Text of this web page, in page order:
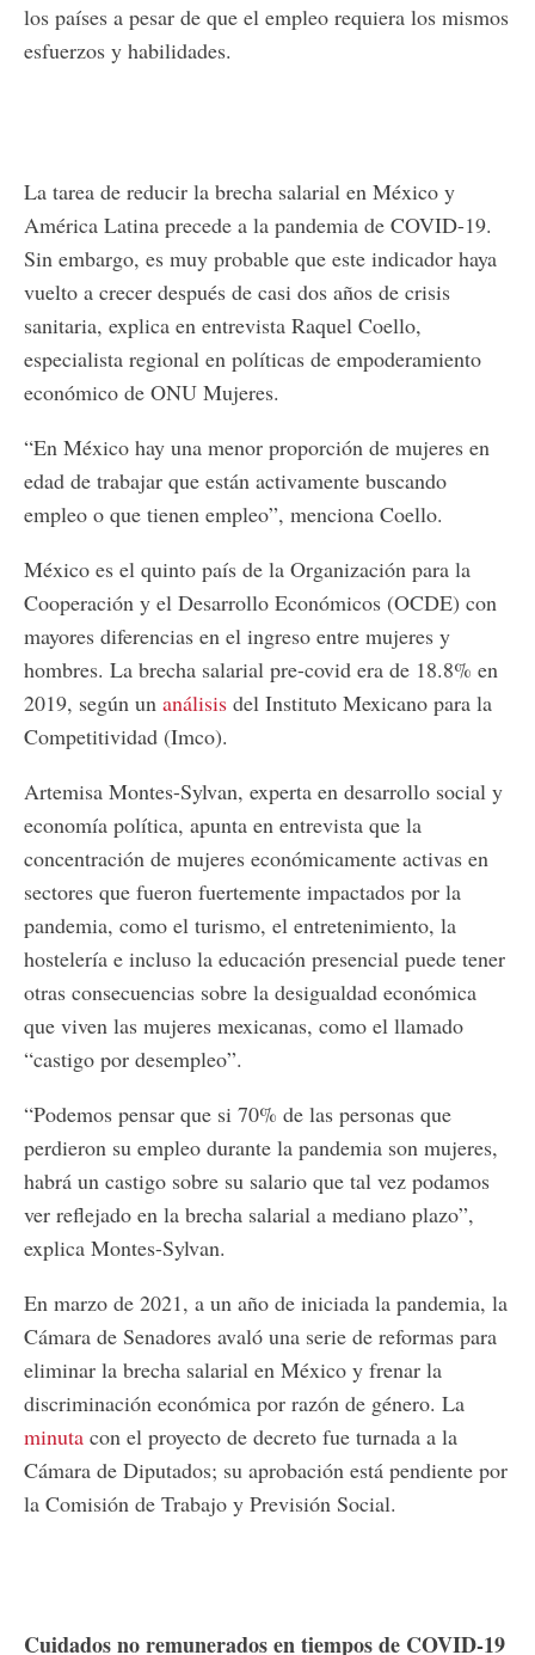
los países a pesar de que el empleo requiera los mismos
esfuerzos y habilidades.
La tarea de reducir la brecha salarial en México y
América Latina precede a la pandemia de COVID-19.
Sin embargo, es muy probable que este indicador haya
vuelto a crecer después de casi dos años de crisis
sanitaria, explica en entrevista Raquel Coello,
especialista regional en políticas de empoderamiento
económico de ONU Mujeres.
“En México hay una menor proporción de mujeres en
edad de trabajar que están activamente buscando
empleo o que tienen empleo”, menciona Coello.
México es el quinto país de la Organización para la
Cooperación y el Desarrollo Económicos (OCDE) con
mayores diferencias en el ingreso entre mujeres y
hombres. La brecha salarial pre-covid era de 18.8% en
2019, según un análisis del Instituto Mexicano para la
Competitividad (Imco).
Artemisa Montes-Sylvan, experta en desarrollo social y
economía política, apunta en entrevista que la
concentración de mujeres económicamente activas en
sectores que fueron fuertemente impactados por la
pandemia, como el turismo, el entretenimiento, la
hostelería e incluso la educación presencial puede tener
otras consecuencias sobre la desigualdad económica
que viven las mujeres mexicanas, como el llamado
“castigo por desempleo”.
“Podemos pensar que si 70% de las personas que
perdieron su empleo durante la pandemia son mujeres,
habrá un castigo sobre su salario que tal vez podamos
ver reflejado en la brecha salarial a mediano plazo”,
explica Montes-Sylvan.
En marzo de 2021, a un año de iniciada la pandemia, la
Cámara de Senadores avaló una serie de reformas para
eliminar la brecha salarial en México y frenar la
discriminación económica por razón de género. La
minuta con el proyecto de decreto fue turnada a la
Cámara de Diputados; su aprobación está pendiente por
la Comisión de Trabajo y Previsión Social.
Cuidados no remunerados en tiempos de COVID-19